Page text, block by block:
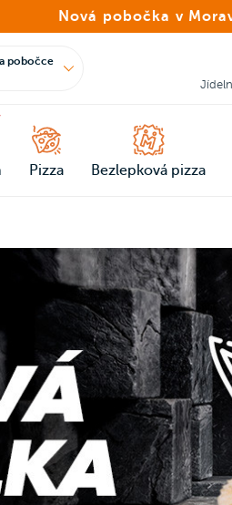
Nová pobočka v
pobočce
Pizza Bezlepková pizza